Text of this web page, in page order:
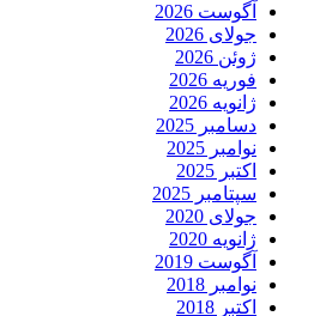
آگوست 2026
جولای 2026
ژوئن 2026
فوریه 2026
ژانویه 2026
دسامبر 2025
نوامبر 2025
اکتبر 2025
سپتامبر 2025
جولای 2020
ژانویه 2020
آگوست 2019
نوامبر 2018
اکتبر 2018